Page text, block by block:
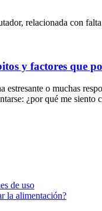
y factores que
o muchas
¿por qué me
de uso
la alimentación?